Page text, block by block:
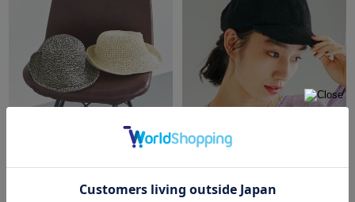
DOUX ARCHIVES DOUX ARCHIVES